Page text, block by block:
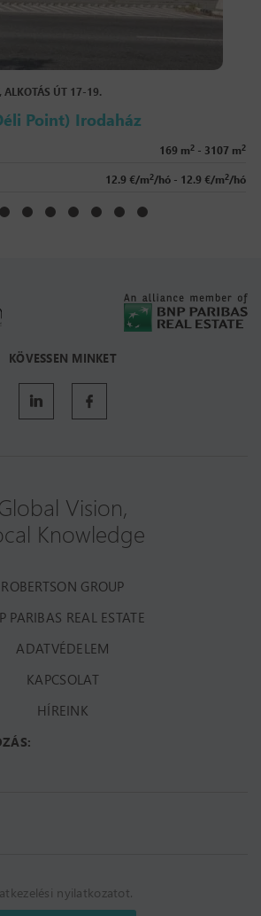
ALKOTÁS ÚT 17-19.
Point) Irodaház
169 m2 - 3107 m2
12.9 €/m2/hó - 12.9 €/m2/hó
KÖVESSEN MINKET
Vision,
Knowledge
ROBERTSON GROUP
PARIBAS REAL ESTATE
ADATVÉDELEM
KAPCSOLAT
HÍREINK
nyilatkozatot.